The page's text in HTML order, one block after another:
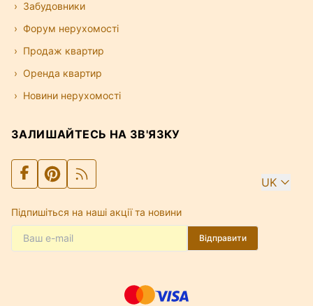
Забудовники
Форум нерухомості
Продаж квартир
Оренда квартир
Новини нерухомості
ЗАЛИШАЙТЕСЬ НА ЗВ'ЯЗКУ
UK
Підпишіться на наші акції та новини
Відправити